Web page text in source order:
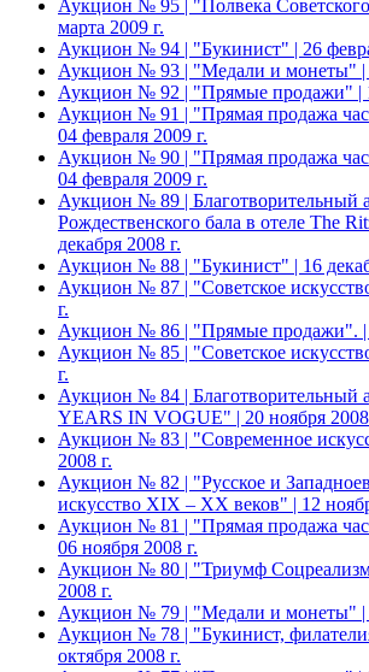
Аукцион № 95 | "Полвека
марта 2009 г.
Аукцион № 94 | "Букинист" | 26
Аукцион № 93 | "Медали и монеты" |
Аукцион № 92 | "Прямые продажи" |
Аукцион № 91 | "Прямая продажа
04 февраля 2009 г.
Аукцион № 90 | "Прямая продажа
04 февраля 2009 г.
Аукцион № 89 | Благотворительный
Рождественского бала в отеле The
декабря 2008 г.
Аукцион № 88 | "Букинист" | 16
Аукцион № 87 | "Советское
г.
Аукцион № 86 | "Прямые продажи". |
Аукцион № 85 | "Советское
г.
Аукцион № 84 | Благотворительный
YEARS IN VOGUE" | 20 ноября 2008
Аукцион № 83 | "Современное
2008 г.
Аукцион № 82 | "Русское и
искусство XIX – ХХ веков" | 12
Аукцион № 81 | "Прямая продажа
06 ноября 2008 г.
Аукцион № 80 | "Триумф
2008 г.
Аукцион № 79 | "Медали и монеты" |
Аукцион № 78 | "Букинист,
октября 2008 г.